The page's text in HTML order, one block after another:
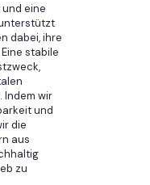
eine
dabei, ihre
stabile
wir
und
die
aus
zu